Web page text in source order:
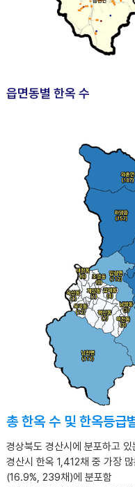
읍면동별 한옥 수
총 한옥 수 및 한옥등급
경상북도 경산시에 분포하고
경산시 한옥 1,412채 중 가장
(16.9%, 239채)에 분포함